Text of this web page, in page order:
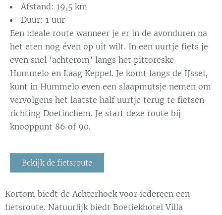
Afstand: 19,5 km
Duur: 1 uur
Een ideale route wanneer je er in de avonduren na
het eten nog éven op uit wilt. In een uurtje fiets je
even snel ‘achterom’ langs het pittoreske
Hummelo en Laag Keppel. Je komt langs de IJssel,
kunt in Hummelo even een slaapmutsje nemen om
vervolgens het laatste half uurtje terug te fietsen
richting Doetinchem. Je start deze route bij
knooppunt 86 of 90.
Bekijk de fietsroute
Kortom biedt de Achterhoek voor iedereen een
fietsroute. Natuurlijk biedt Boetiekhotel Villa